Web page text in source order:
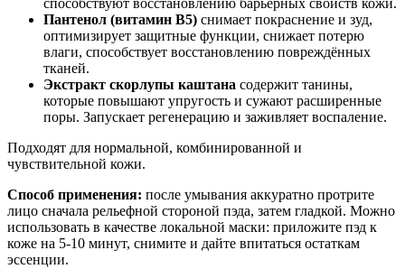
Пантенол (витамин B5) снимает покраснение и зуд,
оптимизирует защитные функции, снижает потерю
влаги, способствует восстановлению повреждённых
тканей.
Экстракт скорлупы каштана содержит танины,
которые повышают упругость и сужают расширенные
поры. Запускает регенерацию и заживляет воспаление.
Подходят для нормальной, комбинированной и
чувствительной кожи.
Способ применения: после умывания аккуратно протрите
лицо сначала рельефной стороной пэда, затем гладкой. Можно
использовать в качестве локальной маски: приложите пэд к
коже на 5-10 минут, снимите и дайте впитаться остаткам
эссенции.